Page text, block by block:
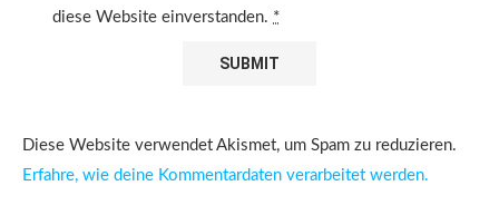
diese Website einverstanden. *
Diese Website verwendet Akismet, um Spam zu reduzieren.
Erfahre, wie deine Kommentardaten verarbeitet werden.